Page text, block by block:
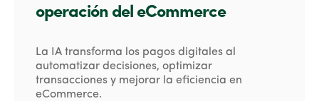
operación del eCommerce
La IA transforma los pagos digitales al
automatizar decisiones, optimizar
transacciones y mejorar la eficiencia en
eCommerce.